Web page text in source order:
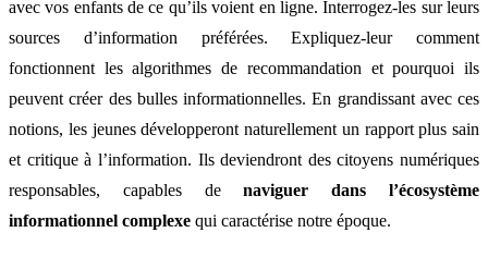
avec vos enfants de ce qu’ils voient en ligne. Interrogez-les sur leurs
sources d’information préférées. Expliquez-leur comment
fonctionnent les algorithmes de recommandation et pourquoi ils
peuvent créer des bulles informationnelles. En grandissant avec ces
notions, les jeunes développeront naturellement un rapport plus sain
et critique à l’information. Ils deviendront des citoyens numériques
responsables, capables denaviguer dans l’écosystème
informationnel complexe qui caractérise notre époque.